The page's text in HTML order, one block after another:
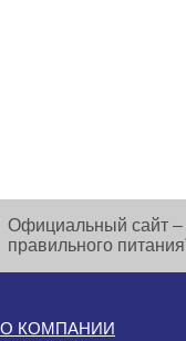
Официальный сайт –
правильного
О КОМПАНИИ